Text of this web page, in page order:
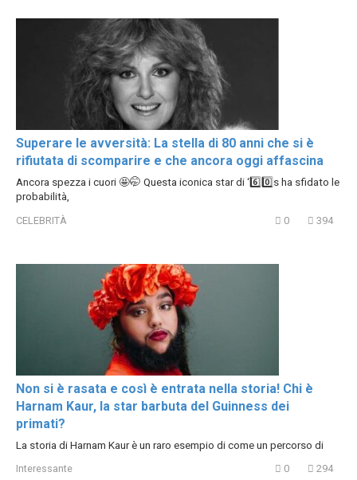
Superare le avversità: La stella di 80 anni che si è
rifiutata di scomparire e che ancora oggi affascina
Ancora spezza i cuori 🤩🤭 Questa iconica star di ‘6️⃣0️⃣s ha sfidato le
probabilità,
CELEBRITÀ 0 394
Non si è rasata e così è entrata nella storia! Chi è
Harnam Kaur, la star barbuta del Guinness dei
primati?
La storia di Harnam Kaur è un raro esempio di come un percorso di
Interessante 0 294